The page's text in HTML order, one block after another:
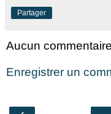
Partager
Aucun
Enregistrer un